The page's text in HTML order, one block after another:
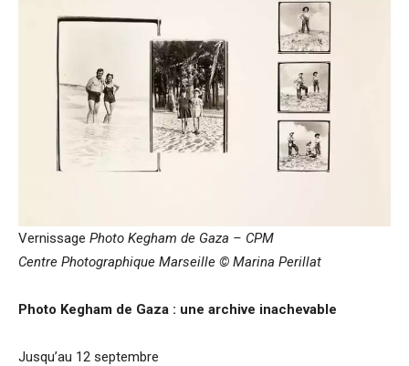
Vernissage Photo Kegham de Gaza – CPM
Centre Photographique Marseille © Marina Perillat
Photo Kegham de Gaza : une archive inachevable
Jusqu’au 12 septembre